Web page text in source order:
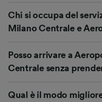
Chi si occupa del
Milano Centrale e
Posso arrivare a
Centrale senza
Qual è il modo